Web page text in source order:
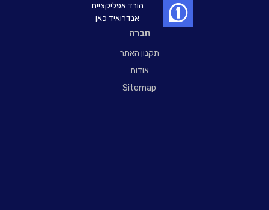
חברה
תקנון האתר
אודות
Sitemap
הורד אפליקציית
אנדרואיד כאן